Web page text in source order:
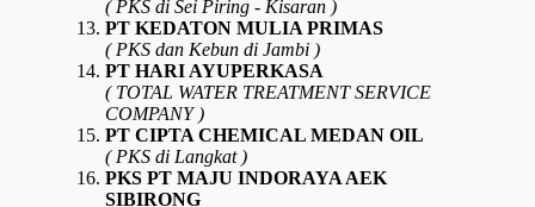
( PKS di Sei Piring - Kisaran )
PT KEDATON MULIA PRIMAS
( PKS dan Kebun di Jambi )
PT HARI AYUPERKASA
( TOTAL WATER TREATMENT SERVICE
COMPANY )
PT CIPTA CHEMICAL MEDAN OIL
( PKS di Langkat )
PKS PT MAJU INDORAYA AEK
SIBIRONG